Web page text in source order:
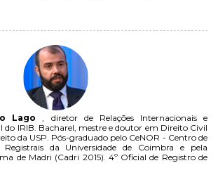
Lago , diretor de Relações Internacionais e
do IRIB. Bacharel, mestre e doutor em Direito Civil
da USP. Pós-graduado pelo CeNOR - Centro de
Registrais da Universidade de Coimbra e pela
de Madri (Cadri 2015). 4º Oficial de Registro de